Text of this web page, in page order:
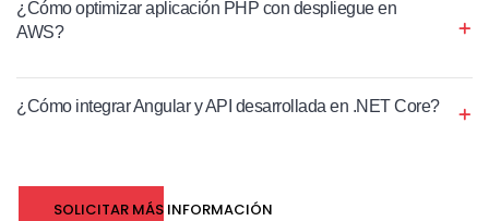
¿Cómo optimizar aplicación PHP con despliegue en
AWS?
¿Cómo integrar Angular y API desarrollada en .NET Core?
SOLICITAR MÁS INFORMACIÓN